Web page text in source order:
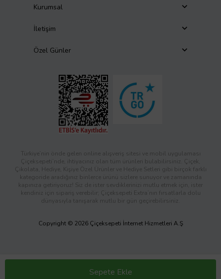
Sepete Ekle
Kurumsal
İletişim
Özel Günler
Türkiye’nin önde gelen online alışveriş sitesi ve mobil uygulaması
Çiçeksepeti’nde, ihtiyacınız olan tüm ürünleri bulabilirsiniz. Çiçek,
Çikolata, Hediye, Kişiye Özel Ürünler ve Hediye Setleri gibi birçok farklı
kategoride aradığınız binlerce ürünü sizlere sunuyor ve zamanında
kapınıza getiriyoruz! Siz de ister sevdiklerinizi mutlu etmek için, ister
kendiniz için sipariş verebilir; Çiçeksepeti Extra’nın fırsatlarla dolu
dünyasıyla tanışarak mutlu bir gün geçirebilirsiniz.
Copyright © 2026 Çiçeksepeti İnternet Hizmetleri A.Ş